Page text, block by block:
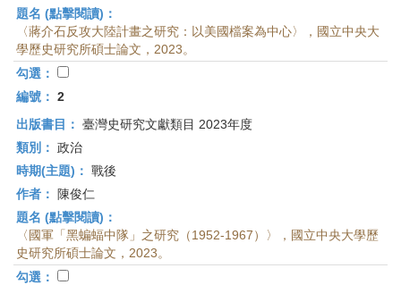
題名 (點擊閱讀)：
〈蔣介石反攻大陸計畫之研究：以美國檔案為中心〉，國立中央大
學歷史研究所碩士論文，2023。
勾選：
編號： 2
出版書目： 臺灣史研究文獻類目 2023年度
類別： 政治
時期(主題)： 戰後
作者：
陳俊仁
題名 (點擊閱讀)：
〈國軍「黑蝙蝠中隊」之研究（1952-1967）〉，國立中央大學歷
史研究所碩士論文，2023。
勾選：